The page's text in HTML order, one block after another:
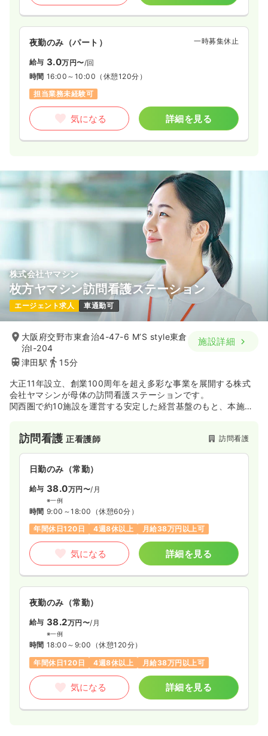
夜勤のみ（パート） 一時募集休止
給与 3.0万円〜/回
時間 16:00～10:00 （休憩120分）
担当業務未経験可
気になる 詳細を見る
株式会社ヤマシン
枚方ヤマシン訪問看護ステーション
エージェント求人 車通勤可
大阪府交野市東倉治4-47-6 M’S style東倉
治Ⅰ-204
津田駅
15分
施設詳細
大正11年設立、創業100周年を超え多彩な事業を展開する株式
会社ヤマシンが母体の訪問看護ステーションです。
関西圏で約10施設を運営する安定した経営基盤のもと、本施設
チェックや点滴などの健康管理を通じて顔なじみの入居者様一
人ひとりとゆとりを持って向き合える環境です。年間休日120
日で残業もほぼなく、月給35万円以上の高給与を実現してお
り、プライベートを大切にしながらしっかり稼ぎたい方に最適
です。人間関係が良好で、ブランクのある方や未経験の方も管
理者の丁寧な研修や経験豊富なスタッフのサポートを受けなが
ら安心してスタートできる体制が整っています。
訪問看護正看護師 訪問看護
日勤のみ（常勤）
給与 38.0万円〜/月
※一例
時間 9:00～18:00 （休憩60分）
年間休日120日
4週8休以上 月給38万円以上可
気になる 詳細を見る
夜勤のみ（常勤）
給与 38.2万円〜/月
※一例
時間 18:00～9:00 （休憩120分）
年間休日120日
4週8休以上 月給38万円以上可
気になる 詳細を見る